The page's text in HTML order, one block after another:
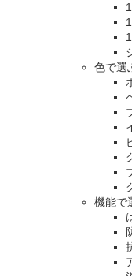
色で選
機能で